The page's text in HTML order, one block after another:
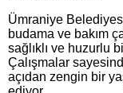
Ümraniye
budama ve bakım
sağlıklı ve huzurlu
Çalışmalar
açıdan zengin bir